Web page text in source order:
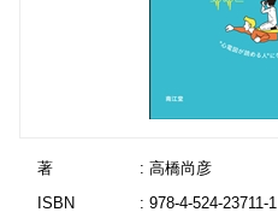
著
: 高橋尚彦
ISBN
: 978-4-524-23711-1